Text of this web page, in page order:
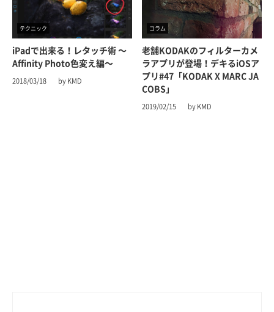
テクニック
iPadで出来る！レタッチ術 〜
Affinity Photo色変え編〜
2018/03/18 by KMD
コラム
老舗KODAKのフィルターカメ
ラアプリが登場！デキるiOSア
プリ#47「KODAK X MARC JA
COBS」
2019/02/15 by KMD